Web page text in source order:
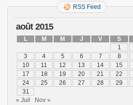
RSS Feed
août 2015
L M M J V S
1
3
4 5 6 7 8
10
11 12 13 14 15
17
18 19 20 21 22
24
25 26 27 28 29
31
« Juil
Nov »